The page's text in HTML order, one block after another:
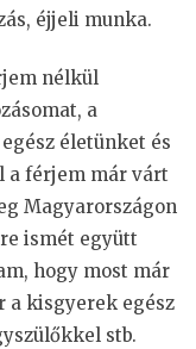
éjjeli munka.
nélkül
a
életünket és
a férjem már várt
Magyarországon
ismét együtt
hogy most már
a kisgyerek egész
stb.